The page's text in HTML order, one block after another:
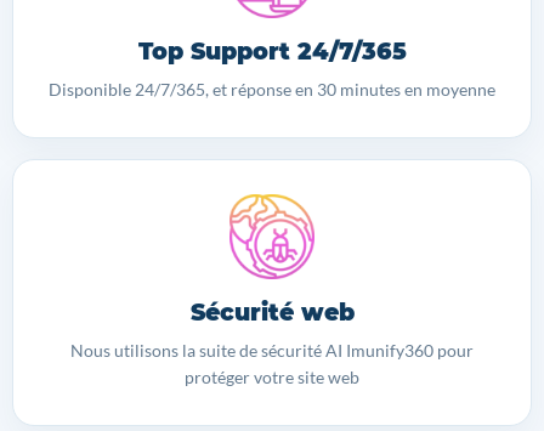
Top Support 24/7/365
Disponible 24/7/365, et réponse en 30 minutes en moyenne
Sécurité web
Nous utilisons la suite de sécurité AI Imunify360 pour
protéger votre site web